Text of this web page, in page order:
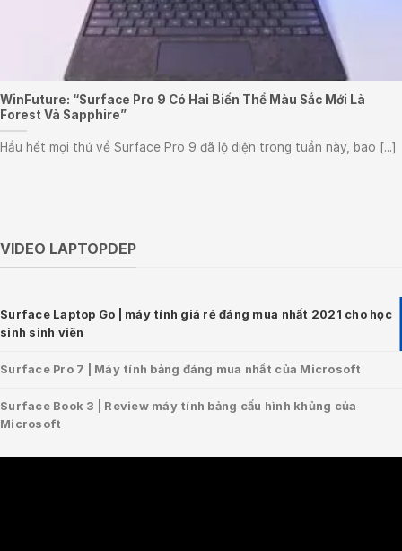
WinFuture: “Surface Pro 9 Có Hai Biến Thể Màu Sắc Mới Là
Forest Và Sapphire”
Hầu hết mọi thứ về Surface Pro 9 đã lộ diện trong tuần này, bao [...]
VIDEO LAPTOPDEP
Surface Laptop Go | máy tính giá rẻ đáng mua nhất 2021 cho học
sinh sinh viên
Surface Pro 7 | Máy tính bảng đáng mua nhất của Microsoft
Surface Book 3 | Review máy tính bảng cấu hình khủng của
Microsoft